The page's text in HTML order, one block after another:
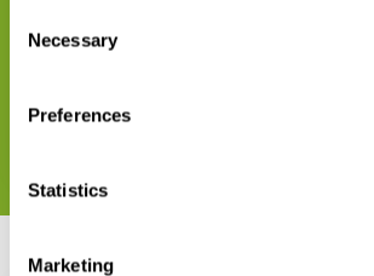
Selection
Necessary
Preferences
Statistics
Marketing
Dragonfly Behavior
Recent bekeken